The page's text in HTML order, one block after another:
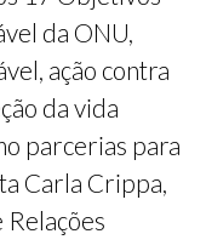
da ONU,
ação contra
da vida
parcerias para
Carla Crippa,